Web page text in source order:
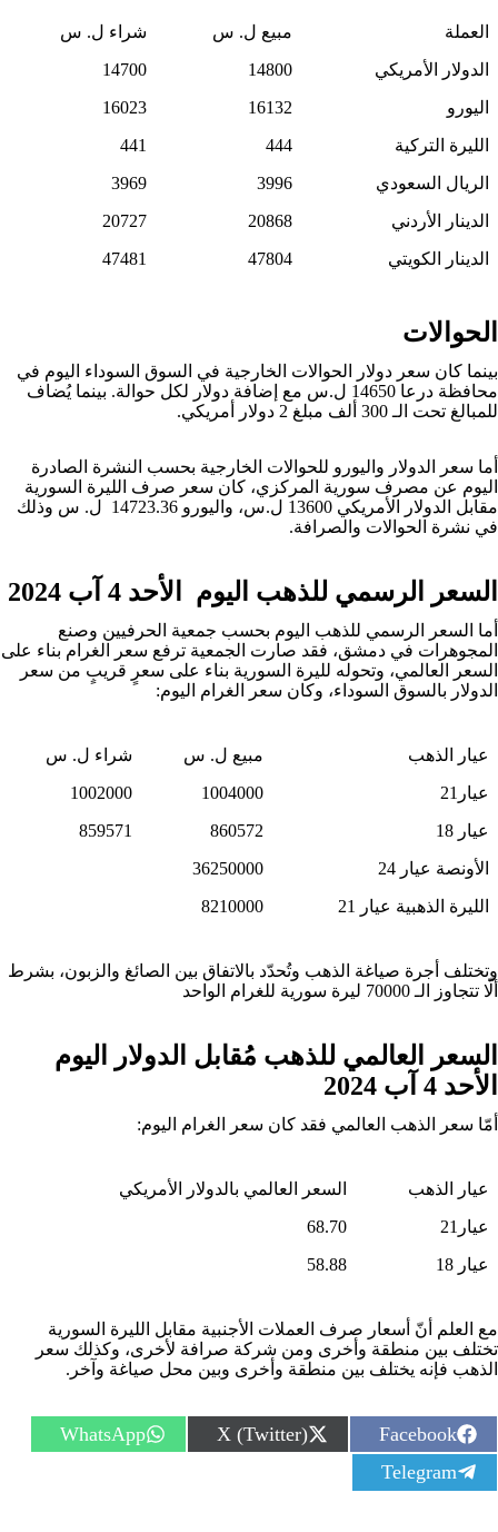
العملة مبيع ل. س
شراء ل. س
الدولار الأمريكي
14800
14700
اليورو
16132
16023
الليرة التركية
444
441
الريال السعودي
3996
3969
الدينار الأردني
20868
20727
الدينار الكويتي
47804
47481
الحوالات
بينما كان سعر دولار الحوالات الخارجية في السوق السوداء اليوم في
محافظة درعا 14650 ل.س مع إضافة دولار لكل حوالة. بينما يُضاف
للمبالغ تحت الـ 300 ألف مبلغ 2 دولار أمريكي.
أما سعر الدولار واليورو للحوالات الخارجية بحسب النشرة الصادرة
اليوم عن مصرف سورية المركزي، كان سعر صرف الليرة السورية
مقابل الدولار الأمريكي 13600 ل.س، واليورو 14723.36 ل. س وذلك
في نشرة الحوالات والصرافة.
السعر الرسمي للذهب اليوم الأحد 4 آب 2024
أما السعر الرسمي للذهب اليوم بحسب جمعية الحرفيين وصنع
المجوهرات في دمشق، فقد صارت الجمعية ترفع سعر الغرام بناء على
السعر العالمي، وتحوله لليرة السورية بناء على سعرٍ قريبٍ من سعر
الدولار بالسوق السوداء، وكان سعر الغرام اليوم:
عيار الذهب مبيع ل. س
شراء ل. س
عيار21
1004000
1002000
عيار 18
860572
859571
الأونصة عيار 24
36250000
الليرة الذهبية عيار 21
8210000
وتختلف أجرة صياغة الذهب وتُحدّد بالاتفاق بين الصائغ والزبون، بشرط
ألّا تتجاوز الـ 70000 ليرة سورية للغرام الواحد
السعر العالمي للذهب مُقابل الدولار اليوم
الأحد 4 آب 2024
أمّا سعر الذهب العالمي فقد كان سعر الغرام اليوم:
عيار الذهب
السعر العالمي بالدولار الأمريكي
عيار21
68.70
عيار 18
58.88
مع العلم أنّ أسعار صرف العملات الأجنبية مقابل الليرة السورية
تختلف بين منطقة وأخرى ومن شركة صرافة لأخرى، وكذلك سعر
الذهب فإنه يختلف بين منطقة وأخرى وبين محل صياغة وآخر.
S
h
a
r
Facebook
S
h
X (Twitter)
S
h
WhatsApp
S
h
Telegram